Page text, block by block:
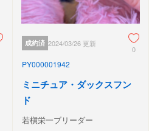
成約済 2024/03/26 更新
0
PY000001942
ミニチュア・ダックスフン
ド
若槇栄一ブリーダー